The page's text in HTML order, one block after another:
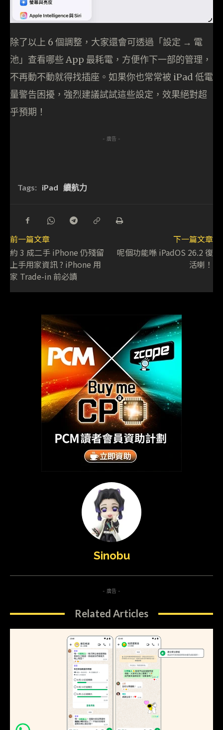
除了以上 6 個調整，大家還會可透過「設定 → 電
池」查看哪些 App 最耗電，方便作下一部的管理，
不再動不動就得找插座。如果你也常常被 iPad 低電
量警告困擾，強烈建議試試這些設定，效果絕對超
乎預期！
- 廣告 -
Tags: iPad 續航力
前一篇文章
約 3 成二手 iPhone 仍殘留
上手用家資訊 ? iPhone 用
家 Trade-in 前必讀
下一篇文章
呢個功能喺 iPadOS 26.2 復
活喇！
Sinobu
- 廣告 -
Related Articles